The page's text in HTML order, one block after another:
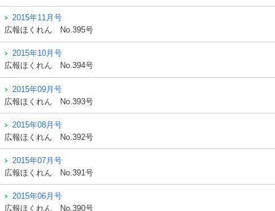
2015年11月号
広報ほくれん
No.395号
2015年10月号
広報ほくれん
No.394号
2015年09月号
広報ほくれん
No.393号
2015年08月号
広報ほくれん
No.392号
2015年07月号
広報ほくれん
No.391号
2015年06月号
広報ほくれん
No.390号